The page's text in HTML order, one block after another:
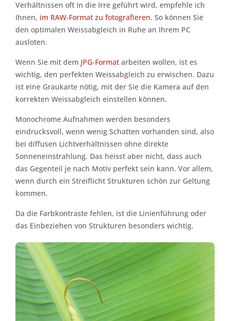
Verhältnissen oft in die Irre geführt wird, empfehle ich
Ihnen, im RAW-Format zu fotografieren. So können Sie
den optimalen Weissabgleich in Ruhe an Ihrem PC
ausloten.
Wenn Sie mit dem JPG-Format arbeiten wollen, ist es
wichtig, den perfekten Weissabgleich zu erwischen. Dazu
ist eine Graukarte nötig, mit der Sie die Kamera auf den
korrekten Weissabgleich einstellen können.
Monochrome Aufnahmen werden besonders
eindrucksvoll, wenn wenig Schatten vorhanden sind, also
bei diffusen Lichtverhältnissen ohne direkte
Sonneneinstrahlung. Das heisst aber nicht, dass auch
das Gegenteil je nach Motiv perfekt sein kann. Vor allem,
wenn durch ein Streiflicht Strukturen schön zur Geltung
kommen.
Da die Farbkontraste fehlen, ist die Linienführung oder
das Einbeziehen von Strukturen besonders wichtig.